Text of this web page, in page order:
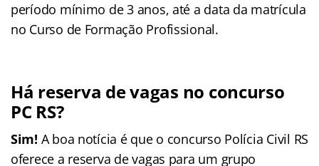
período mínimo de 3 anos, até a data da matrícula
no Curso de Formação Profissional.
Há reserva de vagas no concurso
PC RS?
Sim! A boa notícia é que o concurso Polícia Civil RS
oferece a reserva de vagas para um grupo